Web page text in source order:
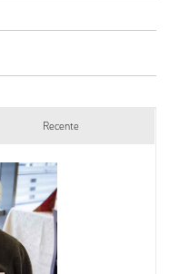
Recente